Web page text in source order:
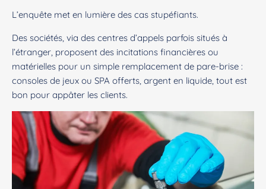
L’enquête met en lumière des cas stupéfiants.
Des sociétés, via des centres d’appels parfois situés à
l’étranger, proposent des incitations financières ou
matérielles pour un simple remplacement de pare-brise :
consoles de jeux ou SPA offerts, argent en liquide, tout est
bon pour appâter les clients.